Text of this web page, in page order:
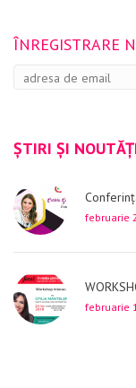
ÎNREGISTRARE
ȘTIRI ȘI
februarie
februarie